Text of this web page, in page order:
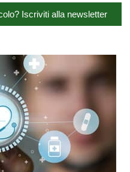
Iscriviti alla newsletter